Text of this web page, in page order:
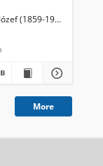
(1859-1916).
More